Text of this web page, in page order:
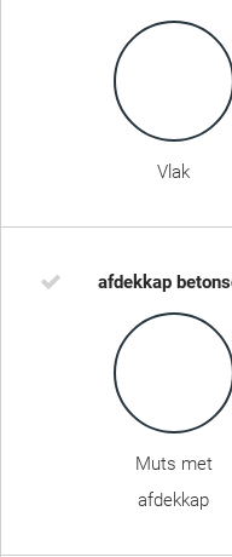
Vlak
afdekkap
Muts met
afdekkap